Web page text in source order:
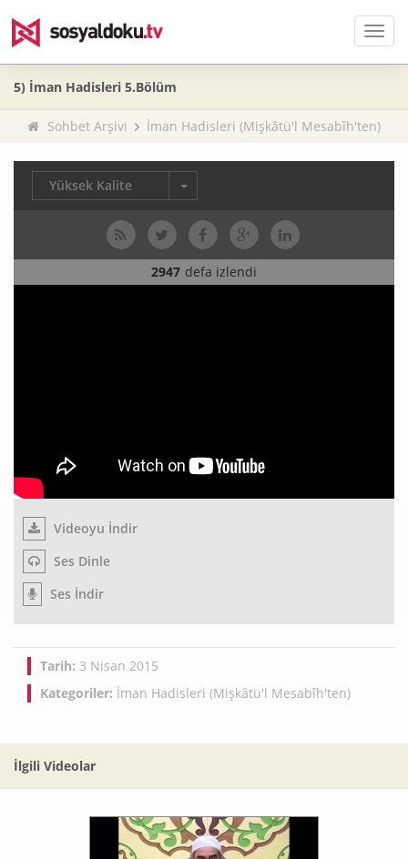
Menü
5) İman Hadisleri 5.Bölüm
Sohbet Arşivi İman Hadisleri (Mişkâtü'l Mesabîh'ten)
Yüksek Kalite
2947 defa izlendi
Videoyu İndir
Ses Dinle
Ses İndir
Tarih: 3 Nisan 2015
Kategoriler: İman Hadisleri (Mişkâtü'l Mesabîh'ten)
İlgili Videolar